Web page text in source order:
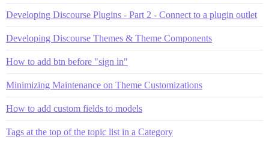
Developing Discourse Plugins - Part 2 - Connect to a plugin outlet
Developing Discourse Themes & Theme Components
How to add btn before "sign in"
Minimizing Maintenance on Theme Customizations
How to add custom fields to models
Tags at the top of the topic list in a Category